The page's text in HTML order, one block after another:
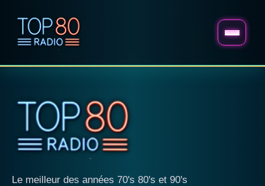
Le meilleur des années 70's 80's et 90's